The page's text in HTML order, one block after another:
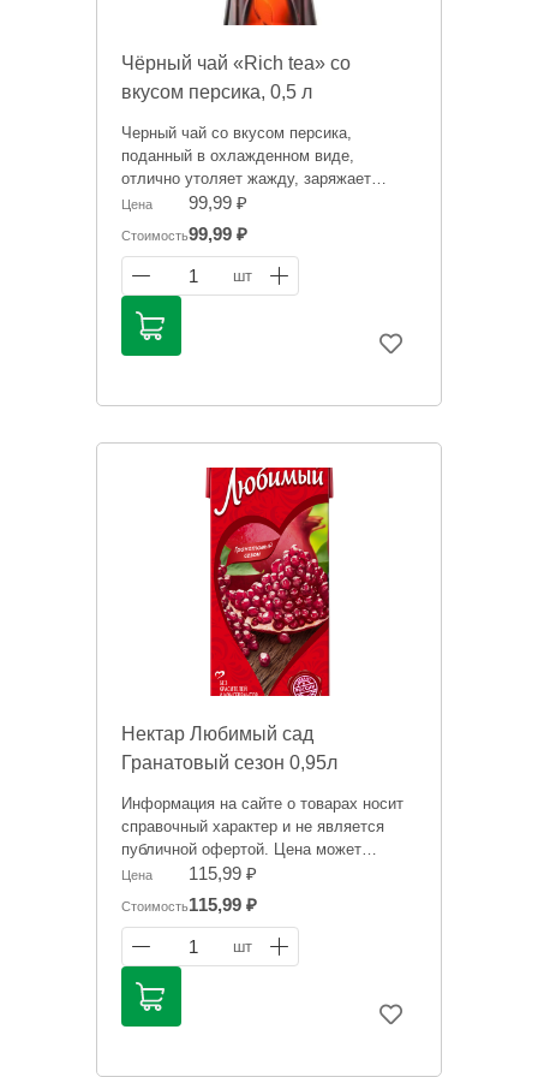
Чёрный чай «Rich tea» со
вкусом персика, 0,5 л
Черный чай со вкусом персика,
поданный в охлажденном виде,
отлично утоляет жажду, заряжает
положительными эмоциями и дарит
отличное настроение.
Информация на сайте о товарах носит
справочный характер и не является
публичной офертой. Цена может
меняться. Фото товаров может
отличаться.
Цена 99,99 ₽
Стоимость99,99 ₽
1 шт
Нектар Любимый сад
Гранатовый сезон 0,95л
Информация на сайте о товарах носит
справочный характер и не является
публичной офертой. Цена может
меняться.
Цена 115,99 ₽
Стоимость115,99 ₽
1 шт